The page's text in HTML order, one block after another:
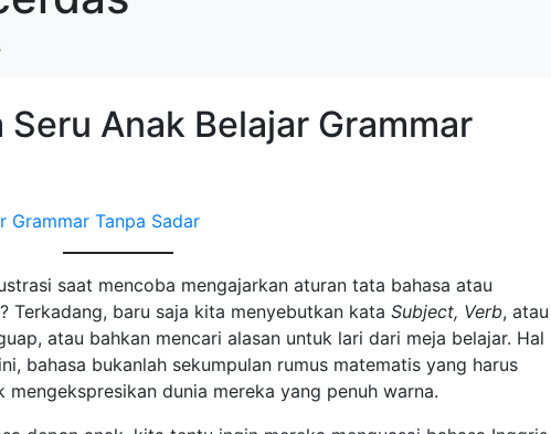
Anak Belajar Grammar
saat mencoba mengajarkan aturan tata bahasa atau
Terkadang, baru saja kita menyebutkan kata Subject, Verb, atau
atau bahkan mencari alasan untuk lari dari meja belajar. Hal
bahasa bukanlah sekumpulan rumus matematis yang harus
dunia mereka yang penuh warna.